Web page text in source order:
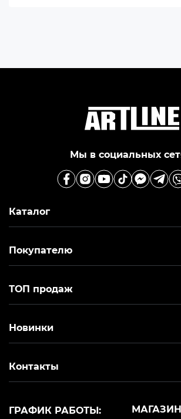
Мы в социальных
Каталог
Покупателю
ТОП продаж
Новинки
Контакты
ГРАФИК РАБОТЫ: